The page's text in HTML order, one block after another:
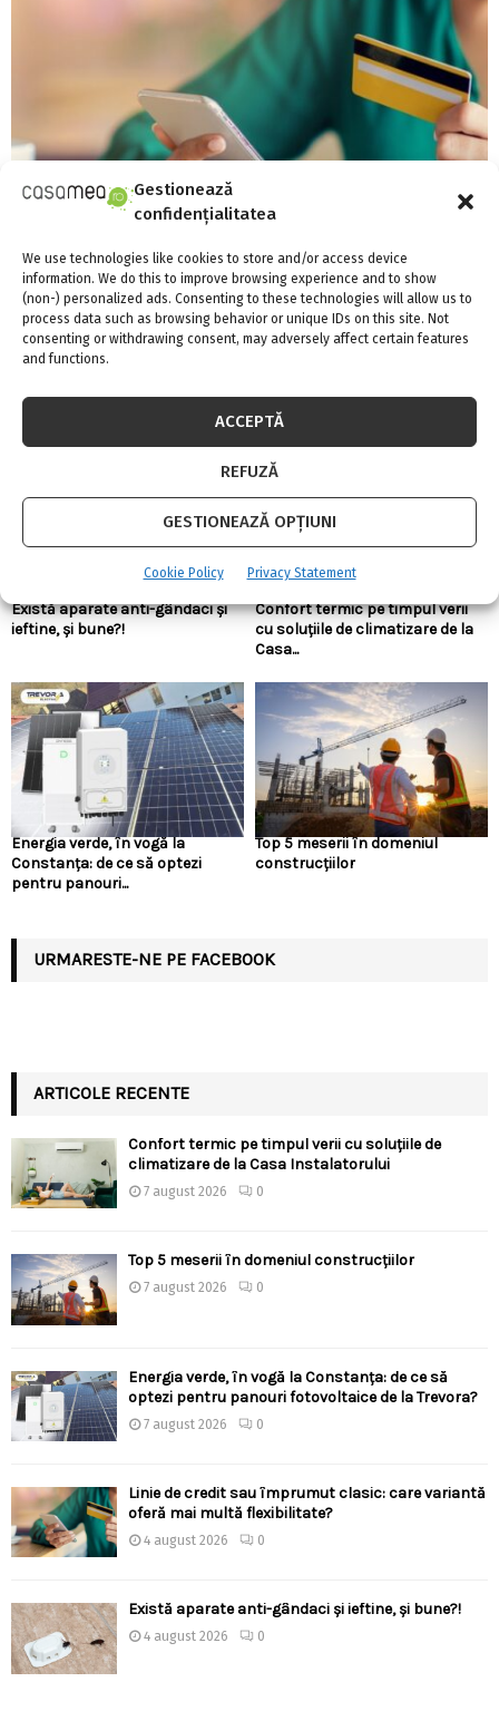
Gestionează
confidențialitatea
We use technologies like cookies to store and/or access device
information. We do this to improve browsing experience and to show
(non-) personalized ads. Consenting to these technologies will allow us to
process data such as browsing behavior or unique IDs on this site. Not
consenting or withdrawing consent, may adversely affect certain features
and functions.
ACCEPTĂ
REFUZĂ
GESTIONEAZĂ OPȚIUNI
Cookie Policy Privacy Statement
Linie de credit sau împrumut clasic: care
variantă oferă mai multă flexibilitate?
4 august 2026
Există aparate anti-gândaci și
ieftine, și bune?!
Confort termic pe timpul verii
cu soluțiile de climatizare de la
Casa...
Energia verde, în vogă la
Constanța: de ce să optezi
pentru panouri...
Top 5 meserii în domeniul
construcțiilor
URMARESTE-NE PE FACEBOOK
ARTICOLE RECENTE
Confort termic pe timpul verii cu soluțiile de
climatizare de la Casa Instalatorului
7 august 2026 0
Top 5 meserii în domeniul construcțiilor
7 august 2026 0
Energia verde, în vogă la Constanța: de ce să
optezi pentru panouri fotovoltaice de la Trevora?
7 august 2026 0
Linie de credit sau împrumut clasic: care variantă
oferă mai multă flexibilitate?
4 august 2026 0
Există aparate anti-gândaci și ieftine, și bune?!
4 august 2026 0